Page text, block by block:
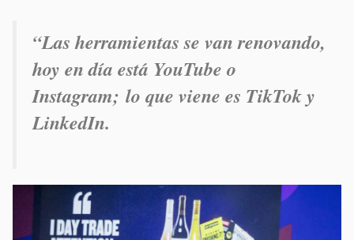
“Las herramientas se van renovando,
hoy en día está YouTube o
Instagram; lo que viene es TikTok y
LinkedIn.